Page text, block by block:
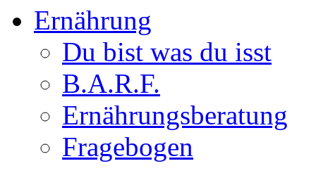
Ernährung
Du bist was du isst
B.A.R.F.
Ernährungsberatung
Fragebogen